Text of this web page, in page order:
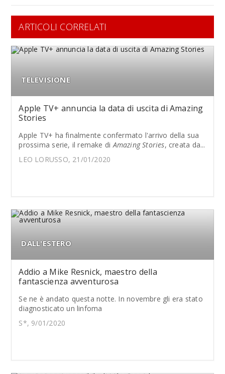
ARTICOLI CORRELATI
TELEVISIONE
Apple TV+ annuncia la data di uscita di Amazing
Stories
Apple TV+ ha finalmente confermato l'arrivo della sua
prossima serie, il remake diAmazing Stories, creata da...
LEO LORUSSO, 21/01/2020
DALL'ESTERO
Addio a Mike Resnick, maestro della
fantascienza avventurosa
Se ne è andato questa notte. In novembre gli era stato
diagnosticato un linfoma
S*, 9/01/2020